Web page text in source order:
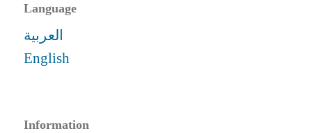
Language
العربية
English
Information